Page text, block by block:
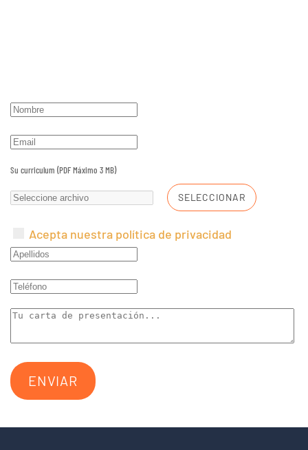
Su curriculum (PDF Máximo 3 MB)
SELECCIONAR
Acepta nuestra política de privacidad
ENVIAR